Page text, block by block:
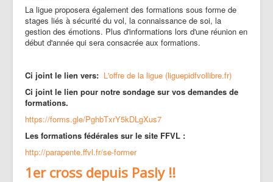
La ligue proposera également des formations sous forme de
stages liés à sécurité du vol, la connaissance de soi, la
gestion des émotions. Plus d'informations lors d'une réunion en
début d'année qui sera consacrée aux formations.
Ci joint le lien vers: L'offre de la ligue (liguepidfvollibre.fr)
Ci joint le lien pour notre sondage sur vos demandes de
formations.
https://forms.gle/PghbTxrY5kDLgXus7
Les formations fédérales sur le site FFVL :
http://parapente.ffvl.fr/se-former
1er cross depuis Pasly !!